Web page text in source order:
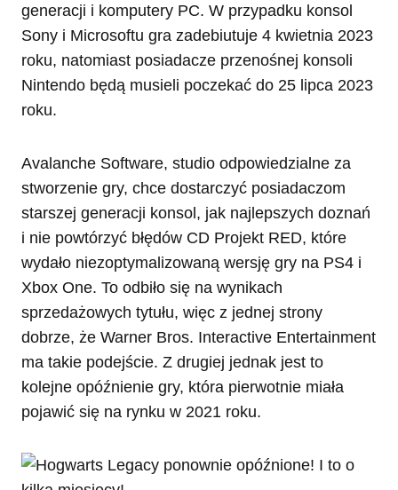
generacji i komputery PC. W przypadku konsol
Sony i Microsoftu gra zadebiutuje 4 kwietnia 2023
roku, natomiast posiadacze przenośnej konsoli
Nintendo będą musieli poczekać do 25 lipca 2023
roku.
Avalanche Software, studio odpowiedzialne za
stworzenie gry, chce dostarczyć posiadaczom
starszej generacji konsol, jak najlepszych doznań
i nie powtórzyć błędów CD Projekt RED, które
wydało niezoptymalizowaną wersję gry na PS4 i
Xbox One. To odbiło się na wynikach
sprzedażowych tytułu, więc z jednej strony
dobrze, że Warner Bros. Interactive Entertainment
ma takie podejście. Z drugiej jednak jest to
kolejne opóźnienie gry, która pierwotnie miała
pojawić się na rynku w 2021 roku.